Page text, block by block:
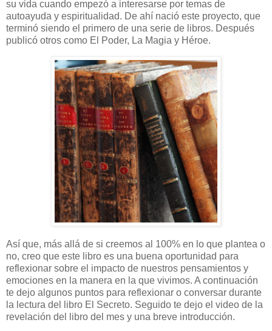
su vida cuando empezó a interesarse por temas de
autoayuda y espiritualidad. De ahí nació este proyecto, que
terminó siendo el primero de una serie de libros. Después
publicó otros como El Poder, La Magia y Héroe.
Así que, más allá de si creemos al 100% en lo que plantea o
no, creo que este libro es una buena oportunidad para
reflexionar sobre el impacto de nuestros pensamientos y
emociones en la manera en la que vivimos. A continuación
te dejo algunos puntos para reflexionar o conversar durante
la lectura del libro El Secreto. Seguido te dejo el video de la
revelación del libro del mes y una breve introducción.